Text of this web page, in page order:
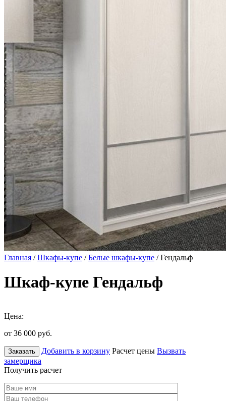
Главная /Шкафы-купе /Белые шкафы-купе / Гендальф
Шкаф-купе Гендальф
Цена:
от 36 000 руб.
Заказать Добавить в корзину Расчет цены Вызвать
замерщика
Получить расчет